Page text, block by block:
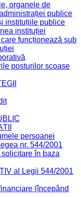
organele de
publice
instituțiile publice
instituției
funcționează sub
posturilor scoase
persoanei
nr. 544/2001
în baza
al Legii 544/2001
(începând